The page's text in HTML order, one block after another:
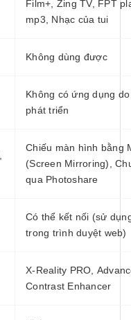
Film+, Zing TV, FPT
mp3, Nhạc của tui
Không dùng được
Không có ứng dụng
phát triển
Chiếu màn hình bằng
(Screen Mirroring),
qua Photoshare
Có thể kết nối (sử
trong trình duyệt web)
X-Reality PRO,
Contrast Enhancer